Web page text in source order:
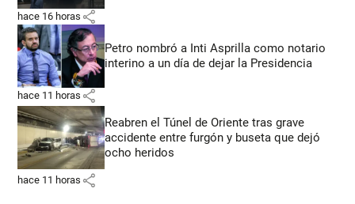
hace 16 horas share
Petro nombró a Inti Asprilla como notario
interino a un día de dejar la Presidencia
hace 11 horas share
Reabren el Túnel de Oriente tras grave
accidente entre furgón y buseta que dejó
ocho heridos
hace 11 horas share